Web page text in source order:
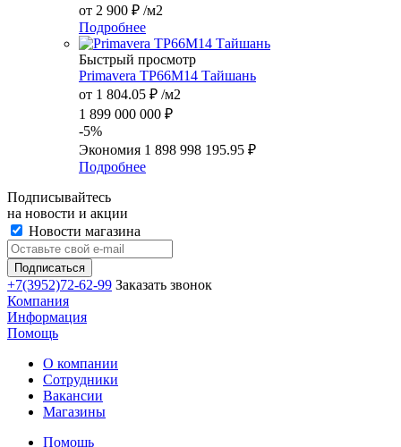
от 2 900 ₽ /м2
Подробнее
Быстрый просмотр
Primavera TP66M14 Тайшань
от 1 804.05 ₽ /м2
1 899 000 000 ₽
-5%
Экономия 1 898 998 195.95 ₽
Подробнее
Подписывайтесь
на новости и акции
Новости магазина
+7(3952)72-62-99 Заказать звонок
Компания
Информация
Помощь
О компании
Сотрудники
Вакансии
Магазины
Помощь